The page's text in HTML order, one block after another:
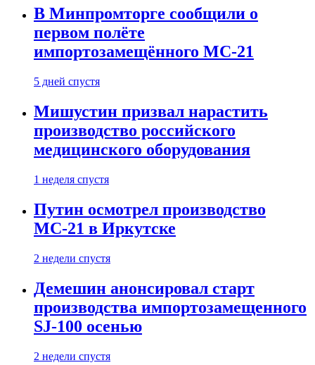
В Минпромторге сообщили о
первом полёте
импортозамещённого МС-21
5 дней спустя
Мишустин призвал нарастить
производство российского
медицинского оборудования
1 неделя спустя
Путин осмотрел производство
МС-21 в Иркутске
2 недели спустя
Демешин анонсировал старт
производства импортозамещенного
SJ-100 осенью
2 недели спустя